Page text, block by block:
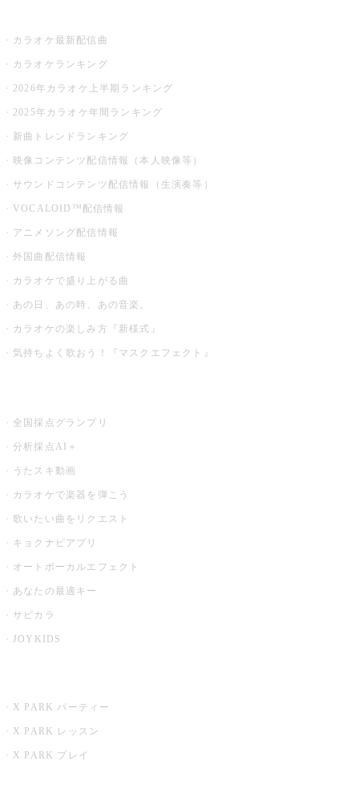
カラオケ最新配信曲
カラオケランキング
2026年カラオケ上半期ランキング
2025年カラオケ年間ランキング
新曲トレンドランキング
映像コンテンツ配信情報（本人映像等）
サウンドコンテンツ配信情報（生演奏等）
VOCALOID™配信情報
アニメソング配信情報
外国曲配信情報
カラオケで盛り上がる曲
あの日、あの時、あの音楽。
カラオケの楽しみ方『新様式』
気持ちよく歌おう！『マスクエフェクト』
全国採点グランプリ
分析採点AI＋
うたスキ動画
カラオケで楽器を弾こう
歌いたい曲をリクエスト
キョクナビアプリ
オートボーカルエフェクト
あなたの最適キー
サビカラ
JOYKIDS
X PARK パーティー
X PARK レッスン
X PARK プレイ